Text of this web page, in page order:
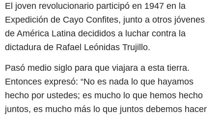
El joven revolucionario participó en 1947 en la
Expedición de Cayo Confites, junto a otros jóvenes
de América Latina decididos a luchar contra la
dictadura de Rafael Leónidas Trujillo.
Pasó medio siglo para que viajara a esta tierra.
Entonces expresó: “No es nada lo que hayamos
hecho por ustedes; es mucho lo que hemos hecho
juntos, es mucho más lo que juntos debemos hacer